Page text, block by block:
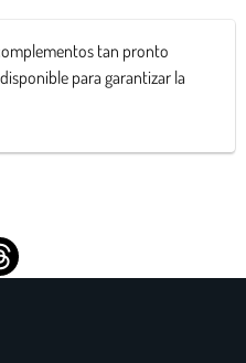
tan pronto
para garantizar la